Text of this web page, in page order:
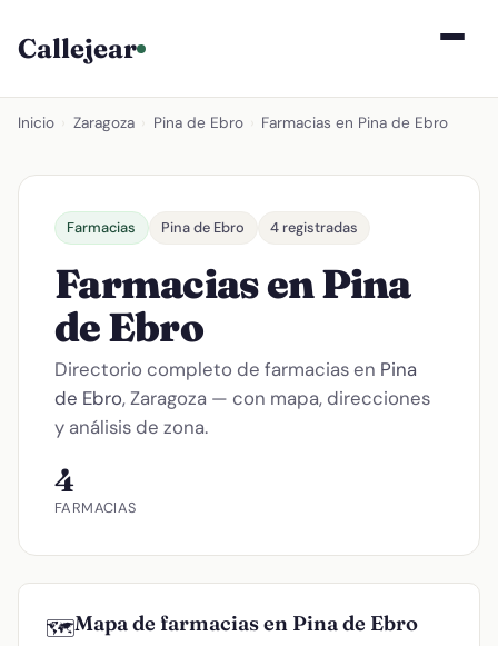
Callejear
Inicio Zaragoza Pina de Ebro Farmacias en Pina de Ebro
Farmacias Pina de Ebro 4 registradas
Farmacias en Pina
de Ebro
Directorio completo de farmacias en Pina
de Ebro, Zaragoza — con mapa, direcciones
y análisis de zona.
4
FARMACIAS
🗺️Mapa de farmacias en Pina de Ebro